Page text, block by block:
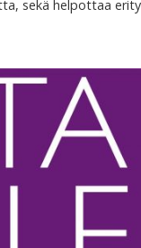
sekä helpottaa